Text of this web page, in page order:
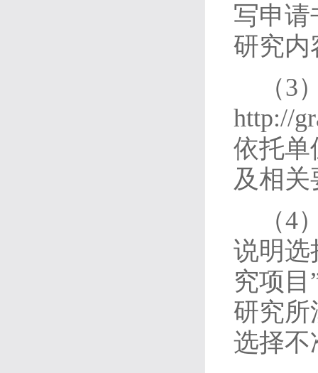
写申请
研究内
（
http://
依托单
及相
（
说明选
究项目
研究所
选择不